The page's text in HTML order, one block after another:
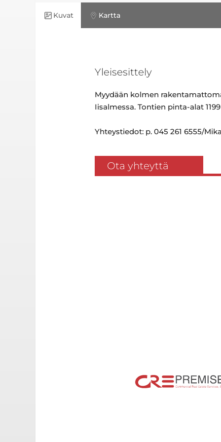
Kuvat Kartta
Yleisesittely
Myydään kolmen
Iisalmessa. Tontien pinta-alat
Yhteystiedot: p. 045 261 6555/Mika
Ota yhteyttä